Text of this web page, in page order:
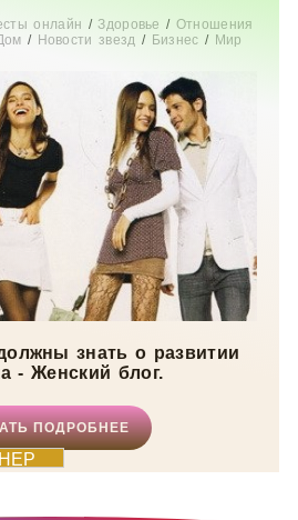
онлайн /Здоровье / Отношения
/ Новости звезд / Бизнес / Мир
знать о развитии
- Женский блог.
ПОДРОБНЕЕ